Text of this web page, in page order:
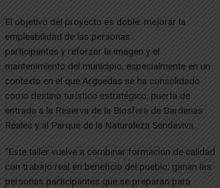
El objetivo del proyecto es doble: mejorar la
empleabilidad de las personas
participantes y reforzar la imagen y el
mantenimiento del municipio, especialmente en un
contexto en el que Arguedas se ha consolidado
como destino turístico estratégico, puerta de
entrada a la Reserva de la Biosfera de Bardenas
Reales y al Parque de la Naturaleza Sendaviva.
“Este taller vuelve a combinar formación de calidad
con trabajo real en beneficio del pueblo; ganan las
personas participantes que se preparan para